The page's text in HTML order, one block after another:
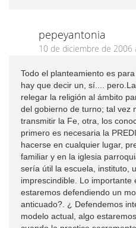
pepeyantonia
10 de diciembre de 2006
Todo el planteamiento es
hay que decir un, sí....
relegar la religión al ámbito
del gobierno de turno; tal vez
transmitir la Fe, otra, los
primero es necesaria la
hacerse en cualquier lugar,
familiar y en la iglesia
sería útil la escuela, instituto,
imprescindible. Lo
estaremos defendiendo un
anticuado?. ¿ Defendemos
modelo actual, algo